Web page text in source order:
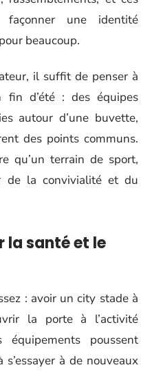
façonner une identité
beaucoup.
il suffit de penser à
fin d’été : des équipes
autour d’une buvette,
des points communs.
qu’un terrain de sport,
de la convivialité et du
la santé et le
: avoir un city stade à
la porte à l’activité
poussent
à de nouveaux